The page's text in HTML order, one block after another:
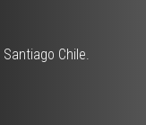
Chile.